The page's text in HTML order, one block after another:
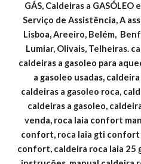
GÁS, Caldeiras a GASÓLEO
Serviço de Assistência, A
Lisboa, Areeiro, Belém,
Lumiar, Olivais, Telheiras.
caldeiras a gasoleo para
a gasoleo usadas,
caldeiras a gasoleo roca,
caldeiras a gasoleo,
venda, roca laia confort
confort, roca laia gti confort
confort, caldeira roca laia 25